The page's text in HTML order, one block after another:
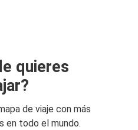
quieres
de viaje con más
en todo el mundo.